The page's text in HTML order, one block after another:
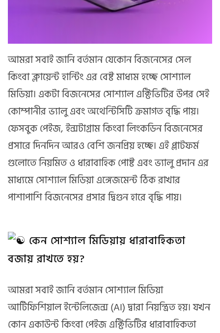
আমরা সবাই জানি বর্তমান যেকোন বিজনেসের সেল
কিংবা ক্লায়েন্ট হান্টিং এর বেষ্ট মাধ্যম হচ্ছে সোশ্যাল
মিডিয়া। একটা বিজনেসের সোশ্যাল এক্টিভিটির উপর সেই
কোম্পানীর ভ্যালু এবং অথেন্টিসিটি ক্রমাগত বৃদ্ধি পায়।
ফেসবুক পেইজ, ইন্সটাগ্রাম কিংবা লিংকডিন বিজনেসের
প্রসারে দিনদিন আরও বেশি জনপ্রিয় হচ্ছে। এই প্লাটফর্ম
গুলোতে নিয়মিত ও ধারাবাহিক পোষ্ট এবং ভ্যালু প্রদান এর
মাধ্যমে সোশ্যাল মিডিয়া এঙ্গেজমেন্ট ঠিক রাখার
পাশাপাশি বিজনেসের প্রসার দ্বিগুন হারে বৃদ্ধি পায়।
কেন সোশ্যাল মিডিয়ায় ধারাবাহিকতা
বজায় রাখতে হয়?
আমরা সবাই জানি বর্তমান সোশ্যাল মিডিয়া
আর্টিফিশিয়াল ইন্টেলিজেন্স (AI) দ্বারা নিয়ন্ত্রিত হয়। যখন
কোন একাউন্ট কিংবা পেইজ এক্টিভিটির ধারাবাহিকতা